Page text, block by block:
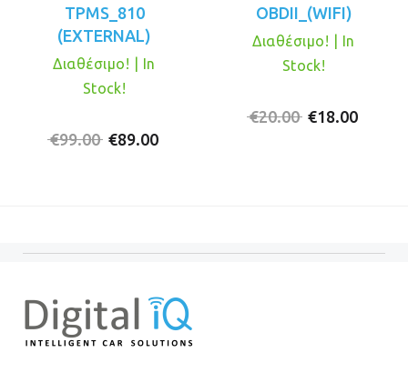
TPMS_810
(EXTERNAL)
€99.00 Original
€89.00
Διαθέσιμο! | In
Stock!
OBDII_(WIFI)
€20.00 Original
€18.00
Διαθέσιμο! | In
Stock!